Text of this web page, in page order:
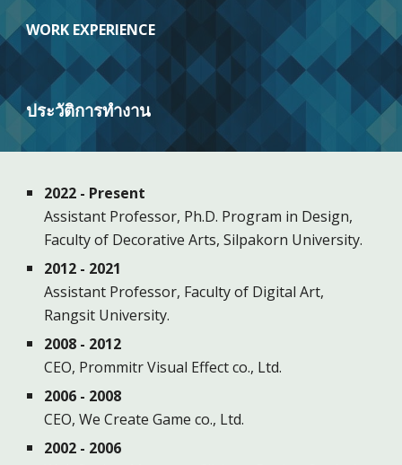
WORK EXPERIENCE
ประวัติการทำงาน
2022 - Present
Assistant Professor, Ph.D. Program in Design,
Faculty of DecorativeArts,Silpakorn University.
2012 - 2021
Assistant Professor, Faculty of Digital Art,
Rangsit University.
2008 - 2012
CEO, Prommitr Visual Effect co., Ltd.
2006 - 2008
CEO, We Create Game co., Ltd.
2002 - 2006